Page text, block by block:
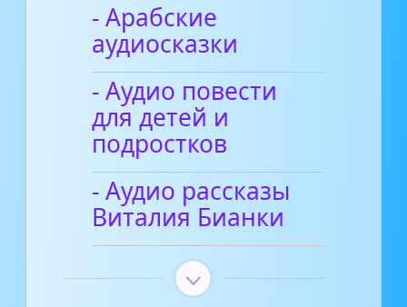
- Арабские
аудиосказки
- Аудио повести
для детей и
подростков
- Аудио рассказы
Виталия Бианки